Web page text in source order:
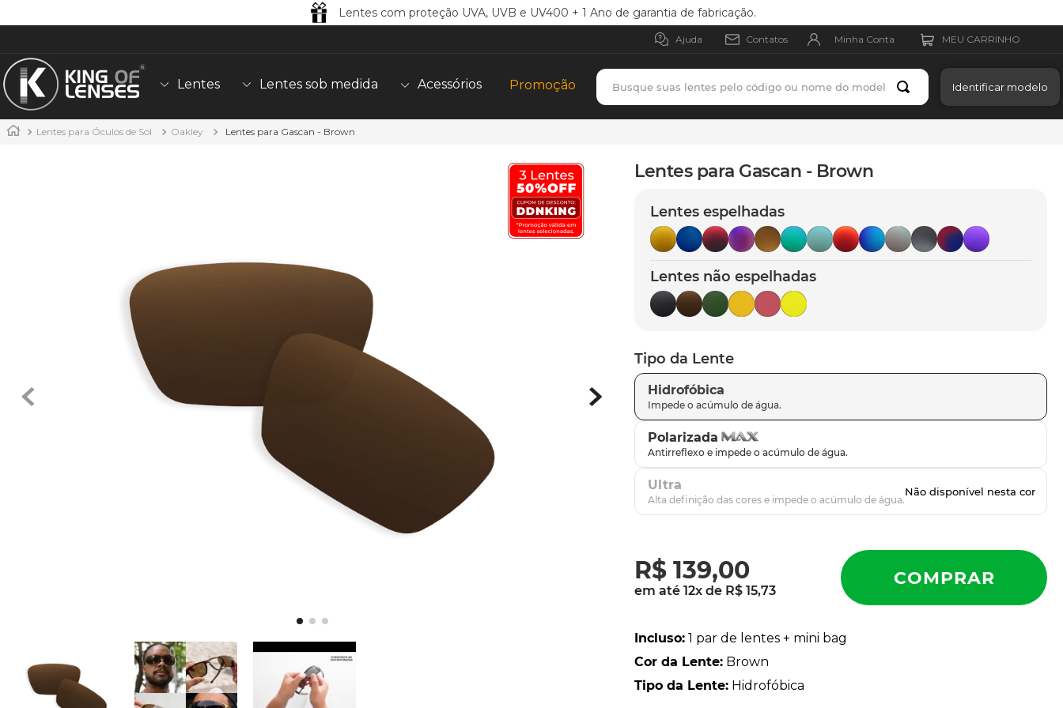
Lentes com proteção UVA, UVB e UV400 + 1 Ano de garantia de fabricação.
Ajuda Contatos Minha Conta
Lentes Lentes sob medida Acessórios Promoção
Busque suas lentes pelo código ou nome do modelo
Identificar modelo
Lentes para Óculos de Sol Oakley Lentes para Gascan - Brown
Lentes para Gascan - Brown
Lentes espelhadas
Lentes não espelhadas
Tipo da Lente
Hidrofóbica
Polarizada
Ultra
R$ 139,00
em até12x de R$ 15,73
Incluso: 1 par de lentes + mini bag
Cor da Lente: Brown
Tipo da Lente: Hidrofóbica
9º
sutro